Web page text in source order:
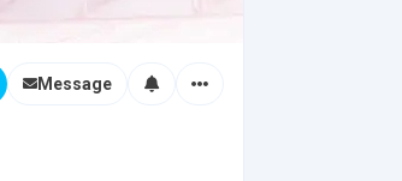
Message